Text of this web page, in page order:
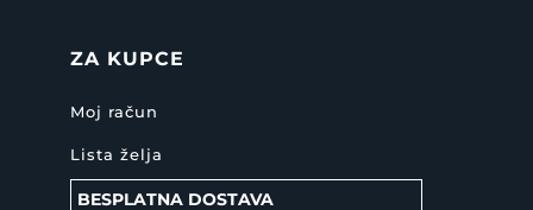
ZA KUPCE
Moj račun
Lista želja
BESPLATNA DOSTAVA